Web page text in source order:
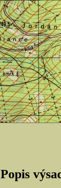
Popis